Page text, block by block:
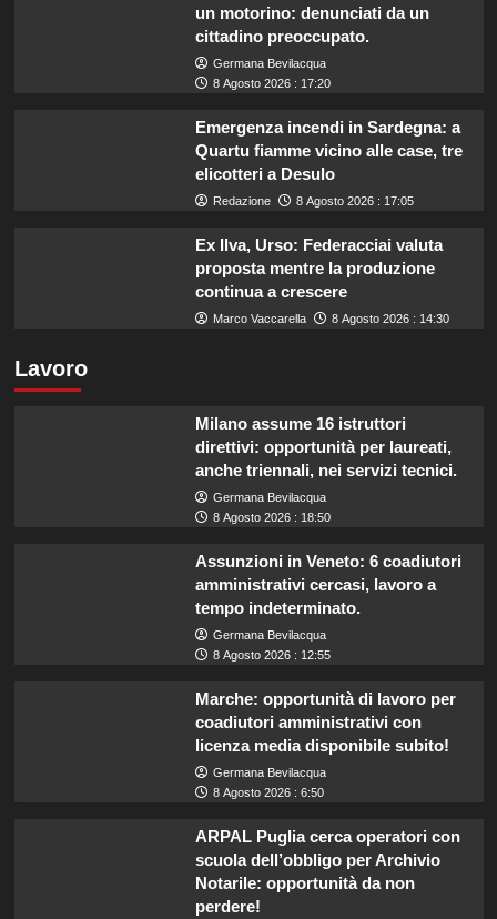
un motorino: denunciati da un
cittadino preoccupato.
Germana Bevilacqua
8 Agosto 2026 : 17:20
Emergenza incendi in Sardegna: a
Quartu fiamme vicino alle case, tre
elicotteri a Desulo
Redazione 8 Agosto 2026 : 17:05
Ex Ilva, Urso: Federacciai valuta
proposta mentre la produzione
continua a crescere
Marco Vaccarella 8 Agosto 2026 : 14:30
Lavoro
Milano assume 16 istruttori
direttivi: opportunità per laureati,
anche triennali, nei servizi tecnici.
Germana Bevilacqua
8 Agosto 2026 : 18:50
Assunzioni in Veneto: 6 coadiutori
amministrativi cercasi, lavoro a
tempo indeterminato.
Germana Bevilacqua
8 Agosto 2026 : 12:55
Marche: opportunità di lavoro per
coadiutori amministrativi con
licenza media disponibile subito!
Germana Bevilacqua
8 Agosto 2026 : 6:50
ARPAL Puglia cerca operatori con
scuola dell’obbligo per Archivio
Notarile: opportunità da non
perdere!